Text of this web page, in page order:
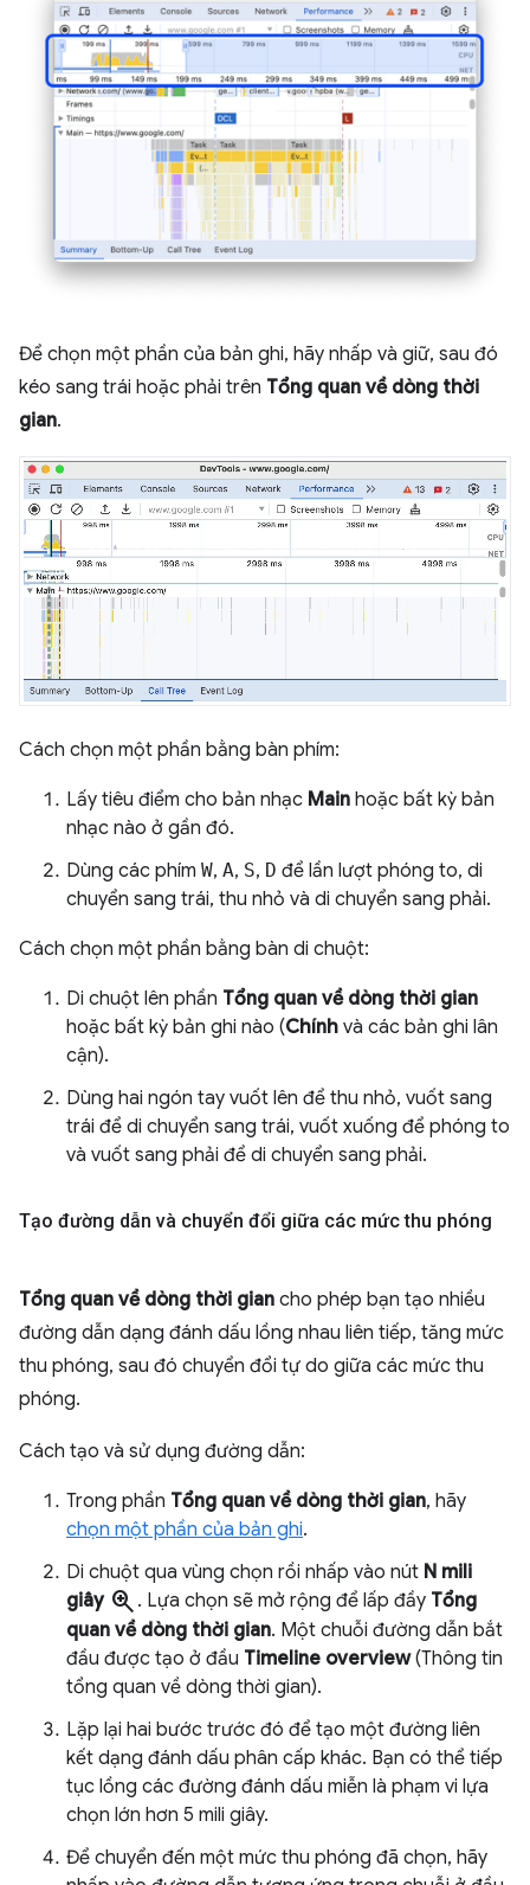
Để chọn một phần của bản ghi, hãy nhấp và giữ, sau đó
kéo sang trái hoặc phải trên Tổng quan về dòng thời
gian.
Cách chọn một phần bằng bàn phím:
Lấy tiêu điểm cho bản nhạc Main hoặc bất kỳ bản
nhạc nào ở gần đó.
Dùng các phím W, A, S, D để lần lượt phóng to, di
chuyển sang trái, thu nhỏ và di chuyển sang phải.
Cách chọn một phần bằng bàn di chuột:
Di chuột lên phần Tổng quan về dòng thời gian
hoặc bất kỳ bản ghi nào (Chính và các bản ghi lân
cận).
Dùng hai ngón tay vuốt lên để thu nhỏ, vuốt sang
trái để di chuyển sang trái, vuốt xuống để phóng to
và vuốt sang phải để di chuyển sang phải.
Tạo đường dẫn và chuyển đổi giữa các mức thu phóng
Tổng quan về dòng thời gian cho phép bạn tạo nhiều
đường dẫn dạng đánh dấu lồng nhau liên tiếp, tăng mức
thu phóng, sau đó chuyển đổi tự do giữa các mức thu
phóng.
Cách tạo và sử dụng đường dẫn:
Trong phần Tổng quan về dòng thời gian, hãy
chọn một phần của bản ghi.
Di chuột qua vùng chọn rồi nhấp vào nút N mili
giây zoom_in . Lựa chọn sẽ mở rộng để lấp đầy Tổng
quan về dòng thời gian. Một chuỗi đường dẫn bắt
đầu được tạo ở đầu Timeline overview(Thông tin
tổng quan về dòng thời gian).
Lặp lại hai bước trước đó để tạo một đường liên
kết dạng đánh dấu phân cấp khác. Bạn có thể tiếp
tục lồng các đường đánh dấu miễn là phạm vi lựa
chọn lớn hơn 5 mili giây.
Để chuyển đến một mức thu phóng đã chọn, hãy